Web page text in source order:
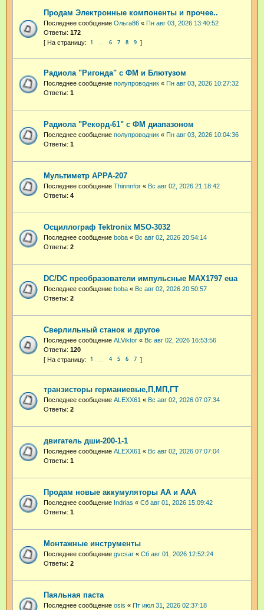
Продам Электронные компоненты и прочее..
Последнее сообщение Ольга86 « Пн авг 03, 2026 13:40:52
Ответы: 172
1 … 6 7 8 9
Радиола "Ригонда" с ФМ и Блютузом
Последнее сообщение полупроводник « Пн авг 03, 2026 10:27:32
Ответы: 1
Радиола "Рекорд-61" с ФМ диапазоном
Последнее сообщение полупроводник « Пн авг 03, 2026 10:04:36
Ответы: 1
Мультиметр APPA-207
Последнее сообщение Thinnnfor « Вс авг 02, 2026 21:18:42
Ответы: 4
Осциллограф Tektronix MSO-3032
Последнее сообщение boba « Вс авг 02, 2026 20:54:14
Ответы: 2
DC/DC преобразователи импульсные MAX1797 eua
Последнее сообщение boba « Вс авг 02, 2026 20:50:57
Ответы: 2
Сверлильный станок и другое
Последнее сообщение ALViktor « Вс авг 02, 2026 16:53:56
Ответы: 120
1 4 5 6 7
транзисторы германиевые,П,МП,ГТ
Последнее сообщение ALEXX61 « Вс авг 02, 2026 07:07:34
Ответы: 2
двигатель дши-200-1-1
Последнее сообщение ALEXX61 « Вс авг 02, 2026 07:07:04
Ответы: 1
Продам новые аккумуляторы АА и ААА
Последнее сообщение Indrias « Сб авг 01, 2026 15:09:42
Ответы: 1
Монтажные инструменты
Последнее сообщение gvcsar « Сб авг 01, 2026 12:52:24
Ответы: 2
Паяльная паста
Последнее сообщение osis « Пт июл 31, 2026 02:37:18